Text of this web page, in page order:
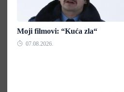
Moji filmovi: “Kuća zla“
07.08.2026.